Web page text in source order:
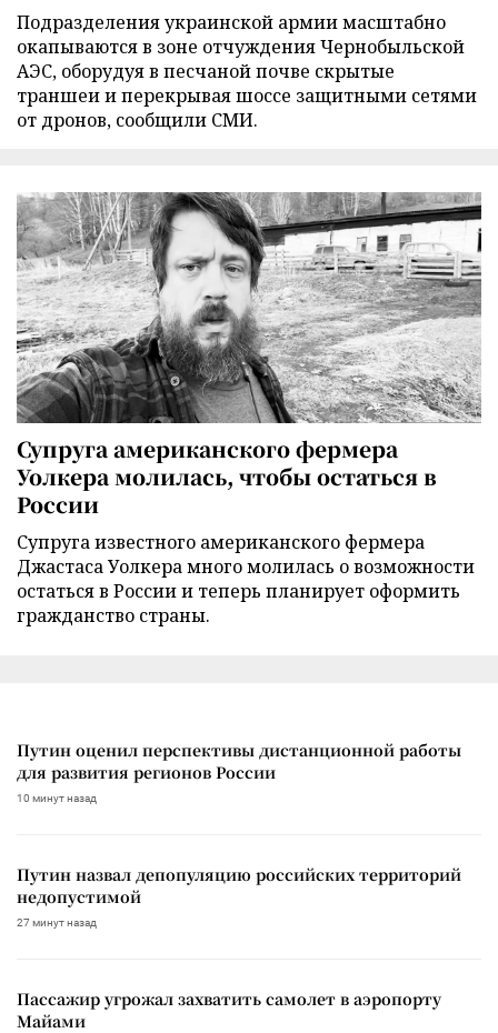
Подразделения украинской армии масштабно
окапываются в зоне отчуждения Чернобыльской
АЭС, оборудуя в песчаной почве скрытые
траншеи и перекрывая шоссе защитными сетями
от дронов, сообщили СМИ.
Супруга американского фермера
Уолкера молилась, чтобы остаться в
России
Супруга известного американского фермера
Джастаса Уолкера много молилась о возможности
остаться в России и теперь планирует оформить
гражданство страны.
Путин оценил перспективы дистанционной работы
для развития регионов России
10 минут назад
Путин назвал депопуляцию российских территорий
недопустимой
27 минут назад
Пассажир угрожал захватить самолет в аэропорту
Майами